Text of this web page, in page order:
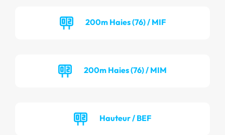
200m Haies (76) / MIF
200m Haies (76) / MIM
Hauteur / BEF